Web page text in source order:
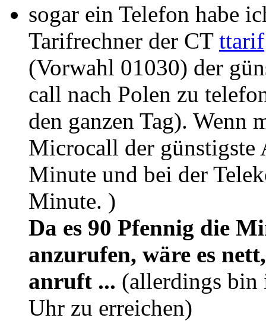
sogar ein Telefon habe
Tarifrechner der CT ttarif
(Vorwahl 01030) der
call nach Polen zu
den ganzen Tag). Wenn
Microcall der
Minute und bei der
Minute. )
Da es 90 Pfennig die
anzurufen, wäre es
anruft ... (allerdings bin
Uhr zu erreichen)